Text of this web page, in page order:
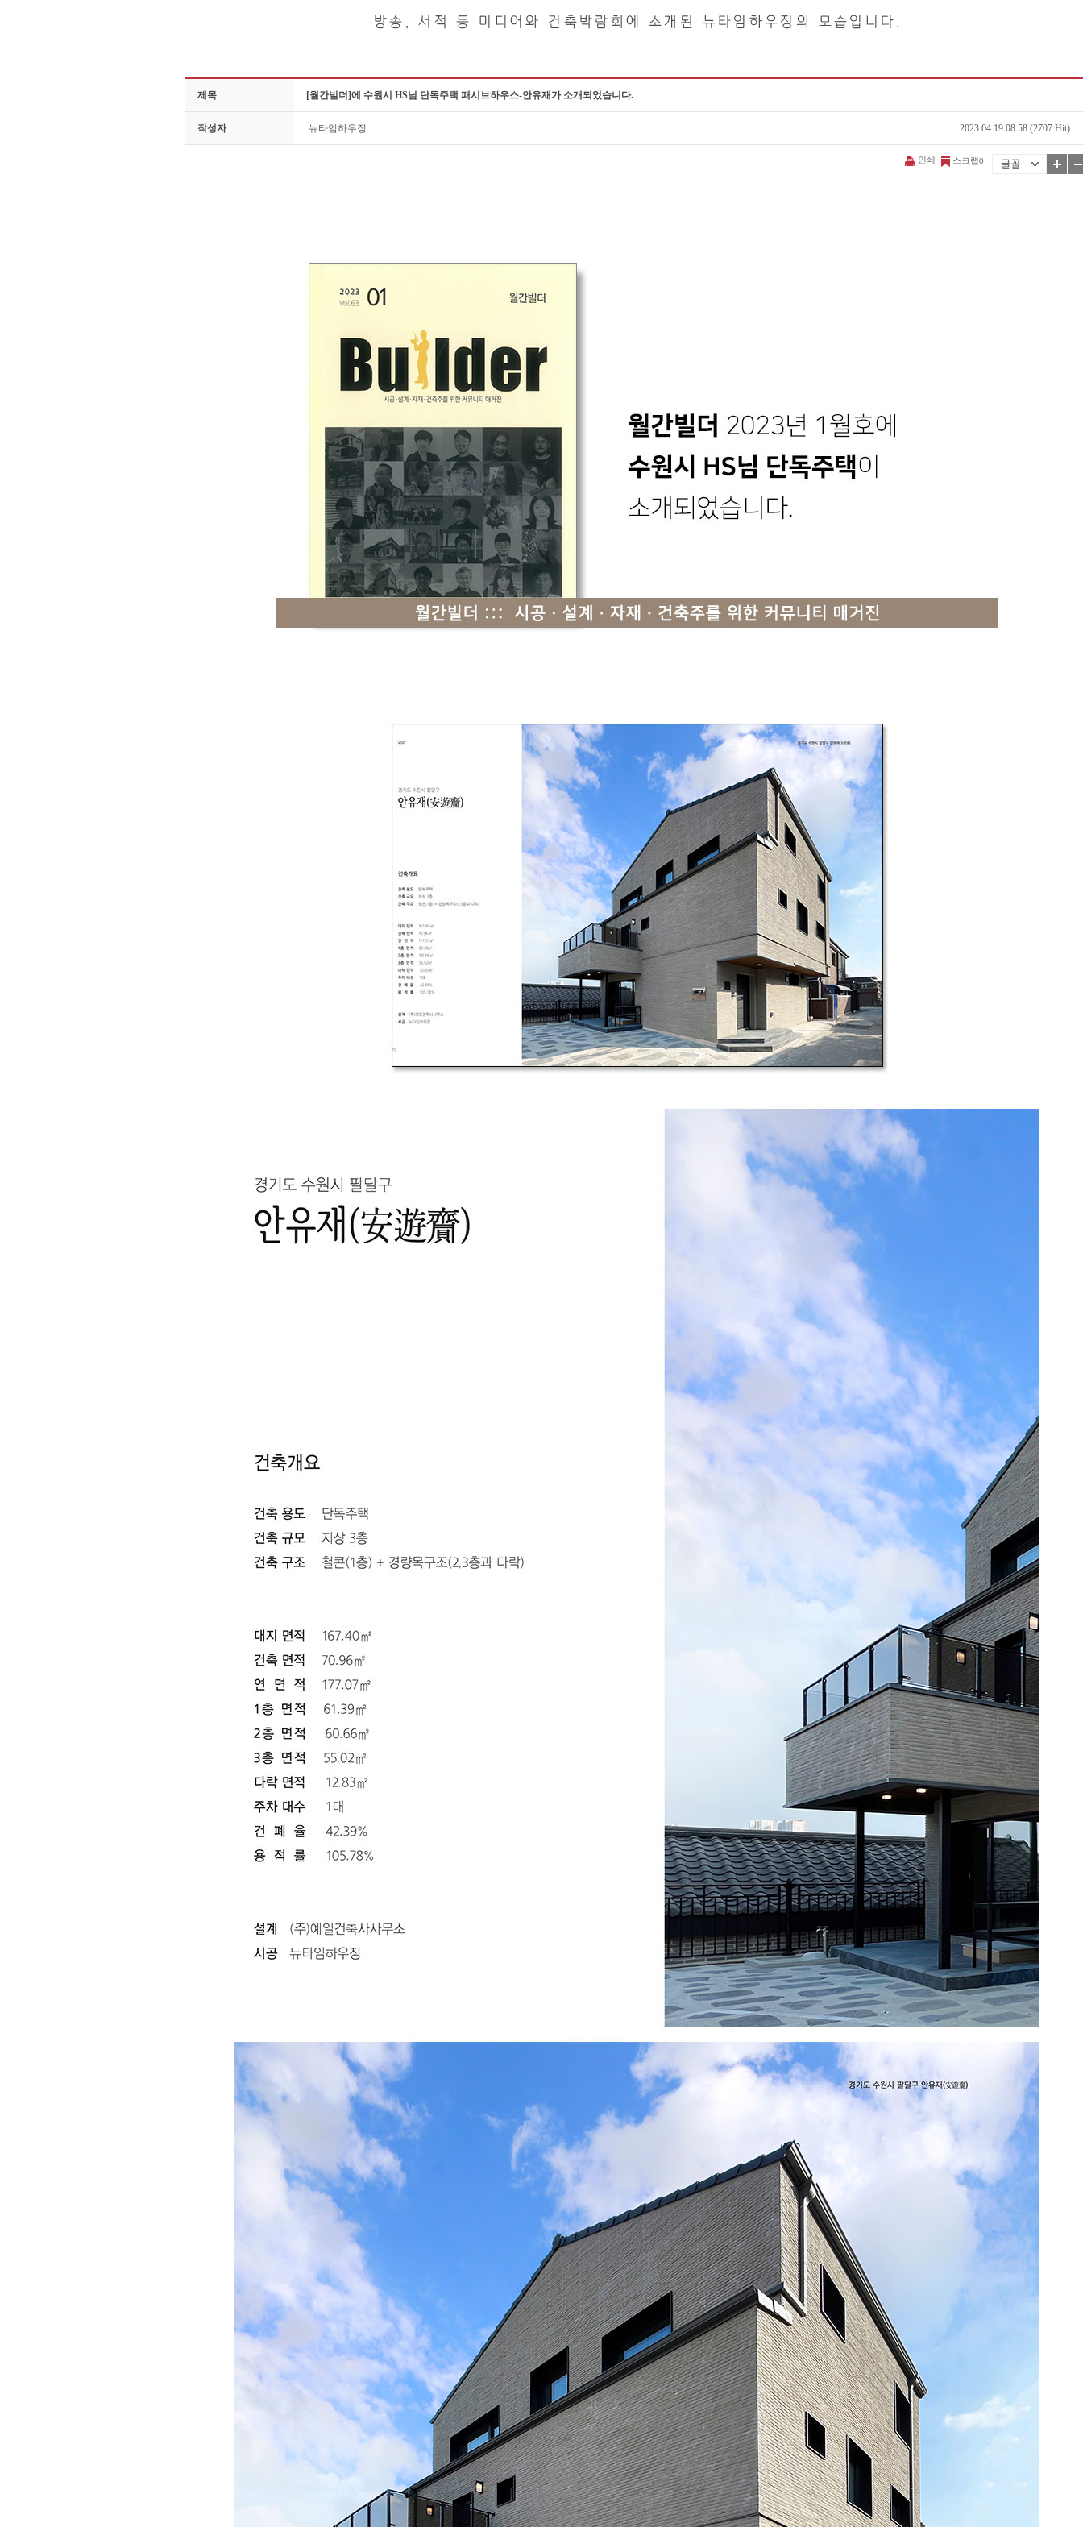
제목 [월간빌더]에 수원시 HS님 단독주택 패시브하우스-안유재가 소개되었습니다.
작성자 뉴타임하우징 2023.04.19 08:58 (2707 Hit)
인쇄 스크랩0